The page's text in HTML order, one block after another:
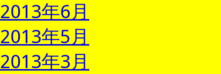
2013年6月
2013年5月
2013年3月